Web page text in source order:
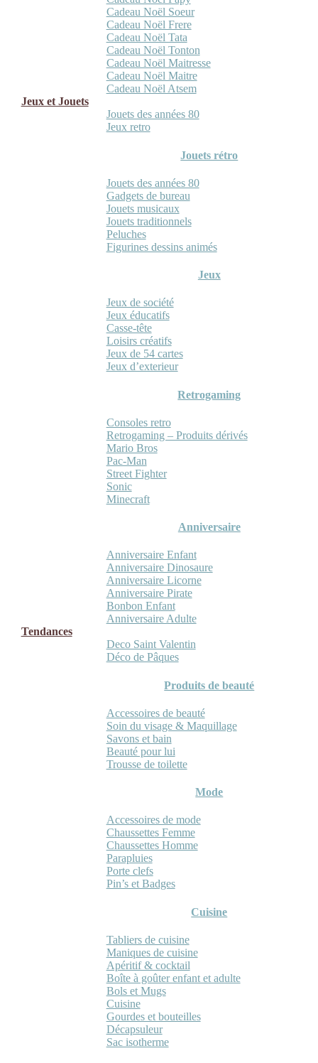
Cadeau Noël Soeur
Cadeau Noël Frere
Cadeau Noël Tata
Cadeau Noël Tonton
Cadeau Noël Maitresse
Cadeau Noël Maitre
Cadeau Noël Atsem
Jeux et Jouets
Jouets des années 80
Jeux retro
Jouets rétro
Jouets des années 80
Gadgets de bureau
Jouets musicaux
Jouets traditionnels
Peluches
Figurines dessins animés
Jeux
Jeux de société
Jeux éducatifs
Casse-tête
Loisirs créatifs
Jeux de 54 cartes
Jeux d’exterieur
Retrogaming
Consoles retro
Retrogaming – Produits dérivés
Mario Bros
Pac-Man
Street Fighter
Sonic
Minecraft
Anniversaire
Anniversaire Enfant
Anniversaire Dinosaure
Anniversaire Licorne
Anniversaire Pirate
Bonbon Enfant
Anniversaire Adulte
Tendances
Deco Saint Valentin
Déco de Pâques
Produits de beauté
Accessoires de beauté
Soin du visage & Maquillage
Savons et bain
Beauté pour lui
Trousse de toilette
Mode
Accessoires de mode
Chaussettes Femme
Chaussettes Homme
Parapluies
Porte clefs
Pin’s et Badges
Cuisine
Tabliers de cuisine
Maniques de cuisine
Apéritif & cocktail
Boîte à goûter enfant et adulte
Bols et Mugs
Cuisine
Gourdes et bouteilles
Décapsuleur
Sac isotherme